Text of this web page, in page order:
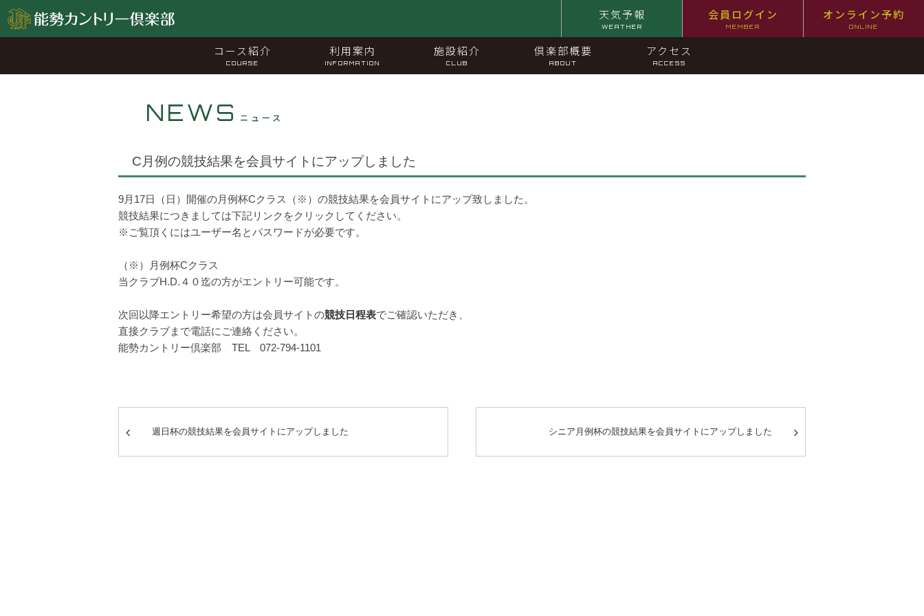
天気予報
WEATHER
会員ログイン
MEMBER
オンライン予約
ONLINE
コース紹介
COURSE
利用案内
INFORMATION
施設紹介
CLUB
倶楽部概要
ABOUT
アクセス
ACCESS
NEWS ニュース
C月例の競技結果を会員サイトにアップしました
9月17日（日）開催の月例杯Cクラス（※）の競技結果を会員サイトにアップ致しました。
競技結果につきましては下記リンクをクリックしてください。
※ご覧頂くにはユーザー名とパスワードが必要です。
（※）月例杯Cクラス
当クラブH.D.４０迄の方がエントリー可能です。
次回以降エントリー希望の方は会員サイトの競技日程表でご確認いただき、
直接クラブまで電話にご連絡ください。
能勢カントリー倶楽部 TEL 072-794-1101
週日杯の競技結果を会員サイトにアップしました シニア月例杯の競技結果を会員サイトにアップしました